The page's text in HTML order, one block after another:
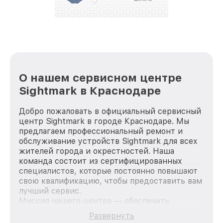
О нашем сервисном центре
Sightmark в Краснодаре
Добро пожаловать в официальный сервисный
центр Sightmark в городе Краснодаре. Мы
предлагаем профессиональный ремонт и
обслуживание устройств Sightmark для всех
жителей города и окрестностей. Наша
команда состоит из сертифицированных
специалистов, которые постоянно повышают
свою квалификацию, чтобы предоставить вам
лучший сервис.
Миссия нашего центра — обеспечить
качественный и доступный ремонт для
каждого пользователя продукции Sightmark,
Развернуть